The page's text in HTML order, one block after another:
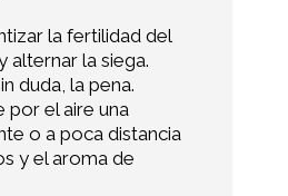
la fertilidad del
alternar la siega.
duda, la pena.
por el aire una
o a poca distancia
y el aroma de